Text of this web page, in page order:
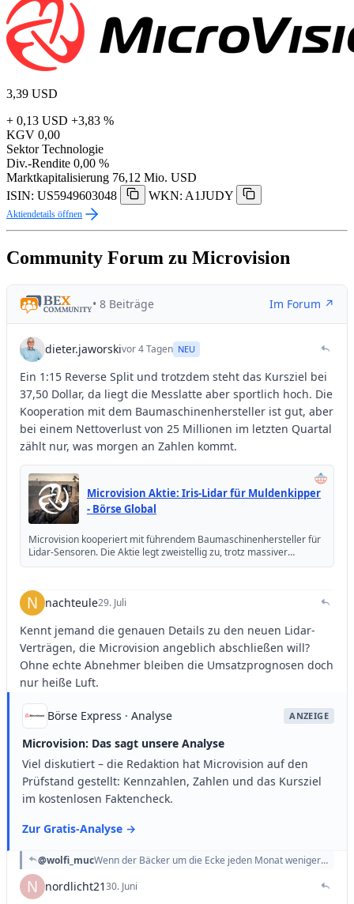
3,39 USD
+ 0,13 USD +3,83 %
KGV 0,00
Sektor Technologie
Div.-Rendite 0,00 %
Marktkapitalisierung 76,12 Mio. USD
ISIN: US5949603048
WKN: A1JUDY
Aktiendetails öffnen
Community Forum zu Microvision